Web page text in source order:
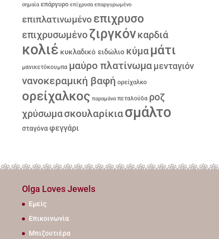
σημαία επάργυρο επίχρυσα επαργυρωμένο
επιπλατινωμένο επιχρυσο
επιχρυσωμένοζιργκόνκαρδιά
κολιέ κυκλαδικό ειδώλιο κύμα μάτι
μανικετόκουμπα μαύρο πλατίνωμα μενταγιόν
νανοκεραμική βαφή ορείχαλκο
ορείχαλκος παραμάνα πεταλούδα ροζ
χρύσωμασκουλαρίκιασμάλτο
σταγόνα φεγγάρι
Olga Loves Jewels
Εμείς
Επικοινωνία
Μπιζουτιέρα